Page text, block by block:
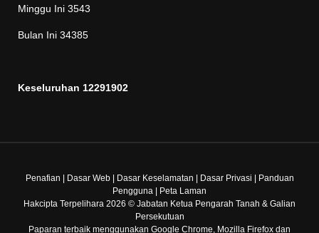
Minggu Ini 3543
Bulan Ini 34385
Keseluruhan 12291902
Penafian Dasar Web| Dasar Keselamatan Dasar Privasi
Panduan
Pengguna
Peta Laman
Hakcipta Terpelihara 2026 © Jabatan Ketua Pengarah Tanah & Galian
Persekutuan
Paparan terbaik menggunakan Google Chrome, Mozilla Firefox dan